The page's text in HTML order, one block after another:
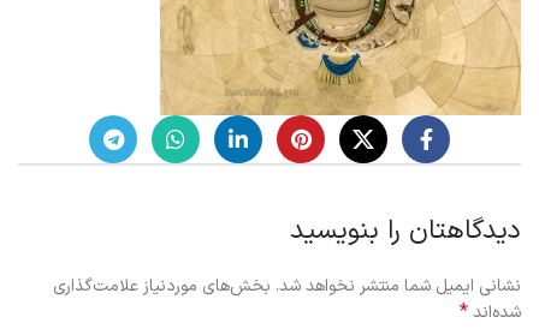
دیدگاهتان را بنویسید
نشانی ایمیل شما منتشر نخواهد شد. بخش‌های موردنیاز علامت‌گذاری
شده‌اند*